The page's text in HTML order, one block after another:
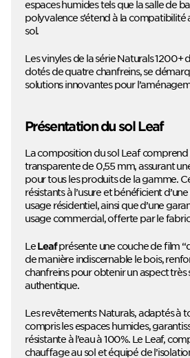
espaces humides tels que la salle de
polyvalence s’étend à la
sol.
Les vinyles de la série Naturals 1200+
dotés de quatre chanfreins, se
solutions innovantes pour
Présentation du sol Leaf
La composition du sol Leaf comprend
transparente de 0,55 mm, assurant
pour tous les produits de la gamme.
résistants à l’usure et bénéficient
usage résidentiel, ainsi que d’une
usage commercial, offerte par le
LeLeafprésente une couche de film
de manière indiscernable le bois,
chanfreins pour obtenir un aspect très
authentique.
Les revêtements Naturals, adaptés à
compris les espaces humides,
résistante à l’eau à 100%. Le Leaf,
chauffage au sol et équipé de